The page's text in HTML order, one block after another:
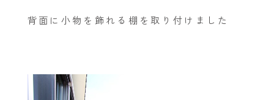
背面に小物を飾れる棚を取り付けました